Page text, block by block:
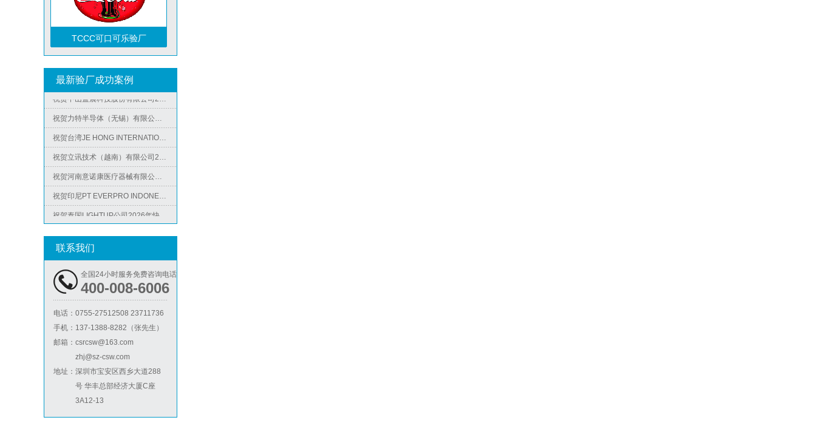
TCCC可口可乐验厂
Metro麦德龙验厂
ICS验厂
Lowe's劳氏验厂
最新验厂成功案例
祝贺越南达方电子科技有限责任公司2026年快速通过RBA-VAP审核并取得178分银牌
祝贺力特半导体（无锡）有限公司2026年快速通过RBA-VAP认证审核并取得170.2分
祝贺台湾JE HONG INTERNATIONAL TEXTILE CO., LTD 2026年快速通过GRS认证
祝贺立讯技术（越南）有限公司2026年快速通过RBA-VAP认证审核，斩获金牌评级！
祝贺河南意诺康医疗器械有限公司2026年快速通过GMP认证
祝贺印尼PT EVERPRO INDONESIA TECHNOLOGIES公司2026年快速通过RBA-VAP审核
祝贺泰国LIGHTUP公司2026年快速通过SCAN验厂审核并取得99分
祝贺深圳景丰顺手袋有限公司2026年快速通过SGS-GRS认证
祝贺中山蓝晨科技股份有限公司2026年快速通过BSCI验厂-B级
祝贺力特半导体（无锡）有限公司2026年快速通过RBA-VAP认证审核并取得170.2分
祝贺台湾JE HONG INTERNATIONAL TEXTILE CO., LTD 2026年快速通过GRS认证
联系我们
全国24小时服务免费咨询电话
400-008-6006
电话： 0755-27512508 23711736
手机： 137-1388-8282（张先生）
邮箱： csrcsw@163.com
zhj@sz-csw.com
地址： 深圳市宝安区西乡大道288
号 华丰总部经济大厦C座
3A12-13